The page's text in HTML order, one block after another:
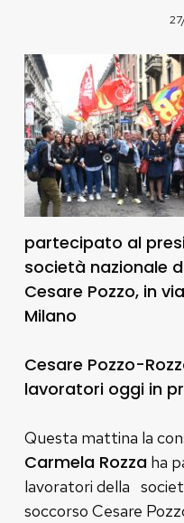
partecipato al
società nazionale
Cesare Pozzo, in
Milano
Cesare Pozzo-
lavoratori oggi in
Questa mattina la
Carmela Rozzaha
lavoratori della
soccorso Cesare